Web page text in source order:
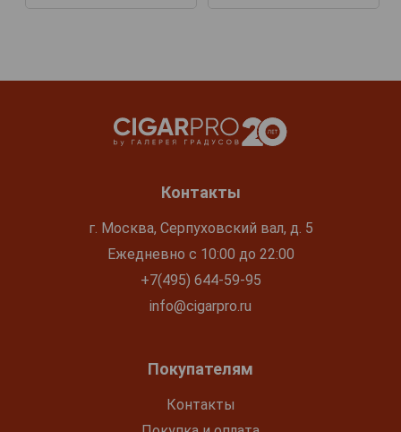
Контакты
г. Москва, Серпуховский вал, д. 5
Ежедневно с 10:00 до 22:00
+7(495) 644-59-95
info@cigarpro.ru
Покупателям
Контакты